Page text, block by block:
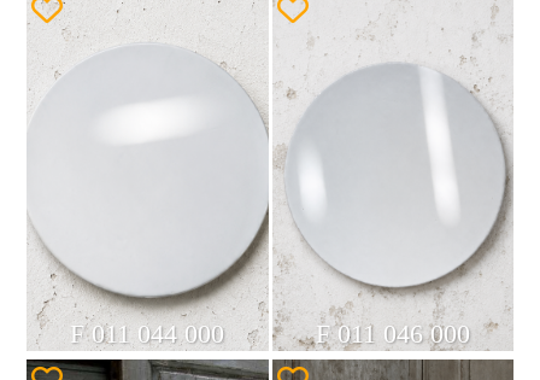
F 011 044 000 F 011 046 000